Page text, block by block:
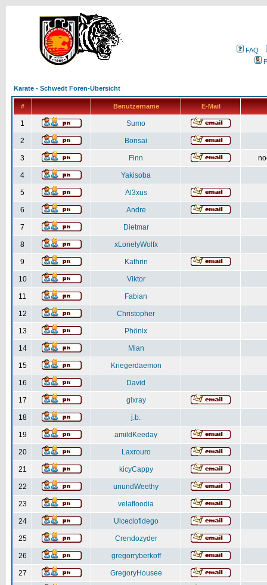
FAQ
Karate - Schwedt Foren-Übersicht
# Benutzername E-Mail
1 Sumo
2 Bonsai
3 Finn
4 Yakisoba
5 Al3xus
6 Andre
7 Dietmar
8 xLonelyWolfx
9 Kathrin
10 Viktor
11 Fabian
12 Christopher
13 Phönix
14 Mian
15 Kriegerdaemon
16 David
17 glxray
18 j.b.
19 amildKeeday
20 Laxrouro
21 kicyCappy
22 unundWeethy
23 velafloodia
24 Ulceclofidego
25 Crendozyder
26 gregorryberkoff
27 GregoryHousee